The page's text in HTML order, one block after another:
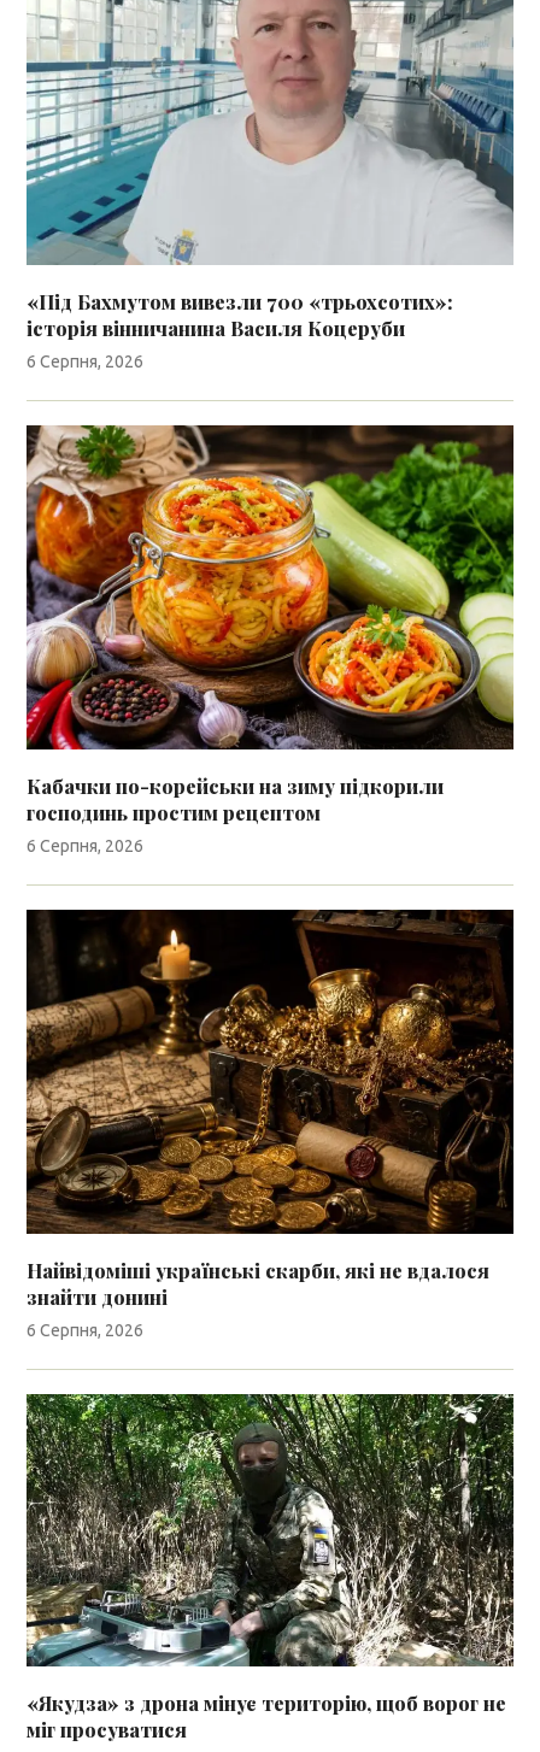
«Під Бахмутом вивезли 700 «трьохсотих»:
історія вінничанина Василя Коцеруби
6 Серпня, 2026
Кабачки по-корейськи на зиму підкорили
господинь простим рецептом
6 Серпня, 2026
Найвідоміші українські скарби, які не вдалося
знайти донині
6 Серпня, 2026
«Якудза» з дрона мінує територію, щоб ворог не
міг просуватися